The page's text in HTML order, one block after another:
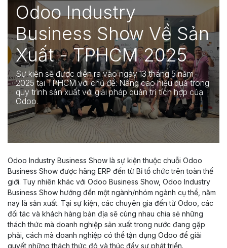
Odoo Industry
Business Show Về Sản
Xuất - TPHCM 2025
Sự kiện sẽ được diễn ra vào ngày 13 tháng 5 năm
2025 tại TPHCM với chủ đề: Nâng cao hiệu quả trong
quy trình sản xuất với giải pháp quản trị tích hợp của
Odoo.
Odoo Industry Business Show là sự kiện thuộc chuỗi Odoo
Business Show được hãng ERP đến từ Bỉ tổ chức trên toàn thế
giới. Tuy nhiên khác với Odoo Business Show, Odoo Industry
Business Show hướng đến một ngành/nhóm ngành cụ thể, năm
nay là sản xuất. Tại sự kiện, các chuyên gia đến từ Odoo, các
đối tác và khách hàng bản địa sẽ cùng nhau chia sẻ những
thách thức mà doanh nghiệp sản xuất trong nước đang gặp
phải, cách mà doanh nghiệp có thể tận dụng Odoo để giải
quyết những thách thức đó và thúc đẩy sự phát triển.